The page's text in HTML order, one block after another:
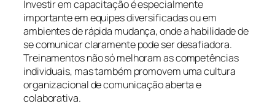
Investir em capacitação é especialmente
importante em equipes diversificadas ou em
ambientes de rápida mudança, onde a habilidade de
se comunicar claramente pode ser desafiadora.
Treinamentos não só melhoram as competências
individuais, mas também promovem uma cultura
organizacional de comunicação aberta e
colaborativa.